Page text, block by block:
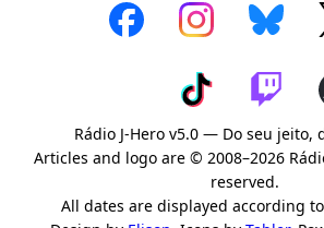
Rádio J-Hero v5.0 — Do seu jeito,
Articles and logo are © 2008–2026
reserved.
All dates are displayed according to